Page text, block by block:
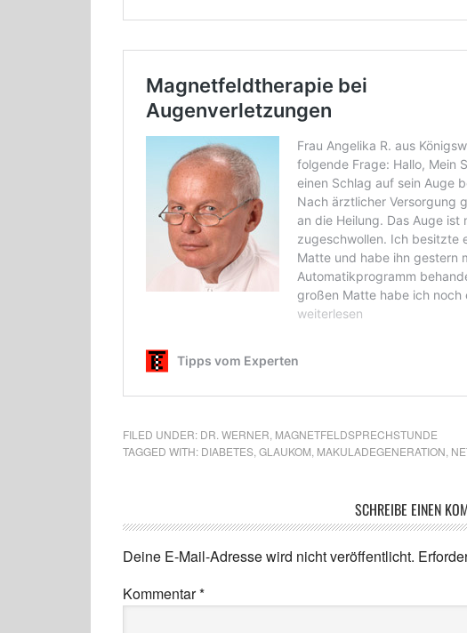
FILED UNDER: DR. WERNER MAGNETFELDSPRECHSTUNDE
TAGGED WITH: DIABETES GLAUKOM MAKULADEGENERATION
SCHREIBE EINEN
Deine E-Mail-Adresse wird nicht veröffentlicht.
Kommentar*